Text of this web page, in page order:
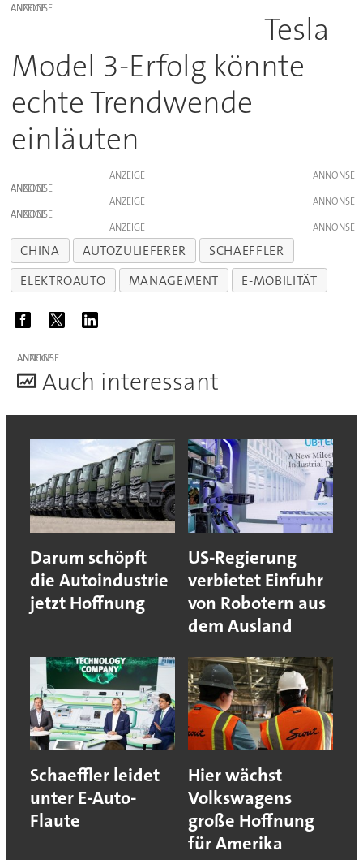
ANZEIGE
Tesla
Model 3-Erfolg könnte
echte Trendwende
einläuten
ANZEIGE
ANZEIGE
ANZEIGE
ANZEIGE
ANZEIGE
CHINA AUTOZULIEFERER
SCHAEFFLER
ELEKTROAUTO
MANAGEMENT E-MOBILITÄT
ANZEIGE
Auch interessant
Darum schöpft
die Autoindustrie
jetzt Hoffnung
US-Regierung
verbietet Einfuhr
von Robotern aus
dem Ausland
Schaeffler leidet
unter E-Auto-
Flaute
Hier wächst
Volkswagens
große Hoffnung
für Amerika